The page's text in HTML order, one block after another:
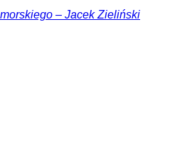
– Jacek Zieliński